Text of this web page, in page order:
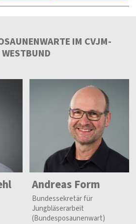
IM CVJM-
WESTBUND
Andreas Form
Bundessekretär für
Jungbläserarbeit
(Bundesposaunenwart)